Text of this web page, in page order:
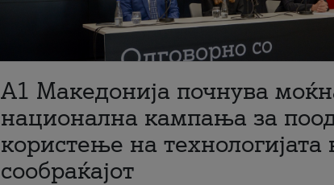
A1 Македонија почнува
национална кампања за
користење на технологијата
сообраќајот